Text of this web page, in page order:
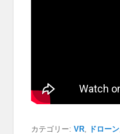
カテゴリー:VR ドローン